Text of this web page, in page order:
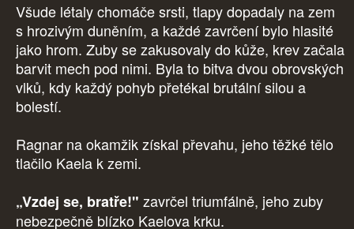
Všude létaly chomáče srsti, tlapy dopadaly na zem
s hrozivým duněním, a každé zavrčení bylo hlasité
jako hrom. Zuby se zakusovaly do kůže, krev začala
barvit mech pod nimi. Byla to bitva dvou obrovských
vlků, kdy každý pohyb přetékal brutální silou a
bolestí.
Ragnar na okamžik získal převahu, jeho těžké tělo
tlačilo Kaela k zemi.
„Vzdej se, bratře!" zavrčel triumfálně, jeho zuby
nebezpečně blízko Kaelova krku.